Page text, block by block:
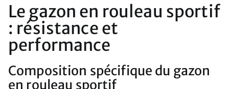
Le gazon en rouleau sportif
: résistance et
performance
Composition spécifique du gazon
en rouleau sportif